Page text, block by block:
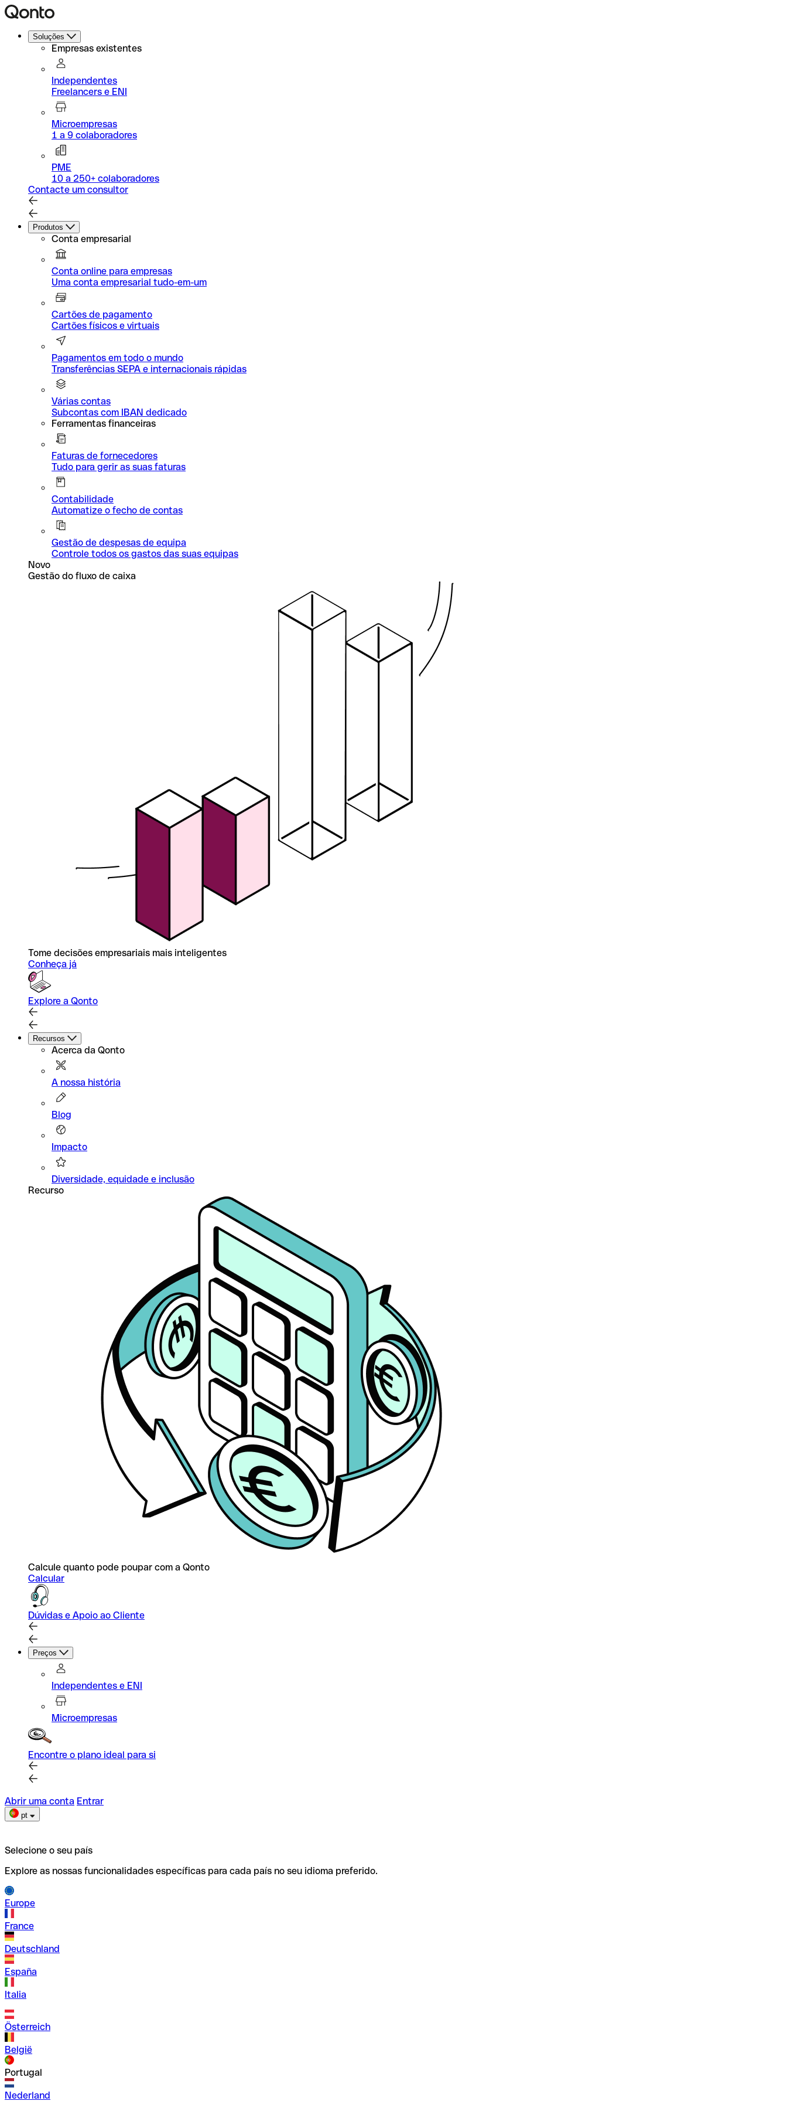
Soluções
Empresas existentes
Independentes
Freelancers e ENI
Microempresas
1 a 9 colaboradores
PME
10 a 250+ colaboradores
Contacte um consultor
Produtos
Conta empresarial
Conta online para empresas
Uma conta empresarial tudo-em-um
Cartões de pagamento
Cartões físicos e virtuais
Pagamentos em todo o mundo
Transferências SEPA e internacionais rápidas
Várias contas
Subcontas com IBAN dedicado
Ferramentas financeiras
Faturas de fornecedores
Tudo para gerir as suas faturas
Contabilidade
Automatize o fecho de contas
Gestão de despesas de equipa
Controle todos os gastos das suas equipas
Novo
Gestão do fluxo de caixa
Tome decisões empresariais mais inteligentes
Conheça já
Explore a Qonto
Recursos
Acerca da Qonto
A nossa história
Blog
Impacto
Diversidade, equidade e inclusão
Recurso
Calcule quanto pode poupar com a Qonto
Calcular
Dúvidas e Apoio ao Cliente
Preços
Independentes e ENI
Microempresas
Encontre o plano ideal para si
Abrir uma conta Entrar
pt
Selecione o seu país
Explore as nossas funcionalidades específicas para cada país no seu idioma preferido.
Europe
France
Deutschland
España
Italia
Österreich
België
Portugal
Nederland